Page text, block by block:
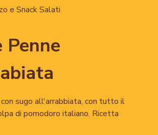
e Snack Salati
Penne
sugo all'arrabbiata, con tutto il
di pomodoro italiano. Ricetta